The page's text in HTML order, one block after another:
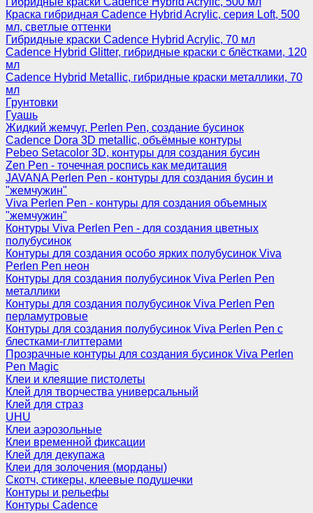
Краска гибридная Cadence Hybrid Acrylic, серия Loft, 500
мл, светлые оттенки
Гибридные краски Cadence Hybrid Acrylic, 70 мл
Cadence Hybrid Glitter, гибридные краски с блёстками, 120
мл
Cadence Hybrid Metallic, гибридные краски металлики, 70
мл
Грунтовки
Гуашь
Жидкий жемчуг, Perlen Pen, создание бусинок
Cadence Dora 3D metallic, объёмные контуры
Pebeo Setacolor 3D, контуры для создания бусин
Zen Pen - точечная роспись как медитация
JAVANA Perlen Pen - контуры для создания бусин и
"жемчужин"
Viva Perlen Pen - контуры для создания объемных
"жемчужин"
Контуры Viva Perlen Pen - для создания цветных
полубусинок
Контуры для создания особо ярких полубусинок Viva
Perlen Pen неон
Контуры для создания полубусинок Viva Perlen Pen
металлики
Контуры для создания полубусинок Viva Perlen Pen
перламутровые
Контуры для создания полубусинок Viva Perlen Pen с
блестками-глиттерами
Прозрачные контуры для создания бусинок Viva Perlen
Pen Magic
Клеи и клеящие пистолеты
Клей для творчества универсальный
Клей для страз
UHU
Клеи аэрозольные
Клеи временной фиксации
Клей для декупажа
Клеи для золочения (морданы)
Скотч, стикеры, клеевые подушечки
Контуры и рельефы
Контуры Cadence